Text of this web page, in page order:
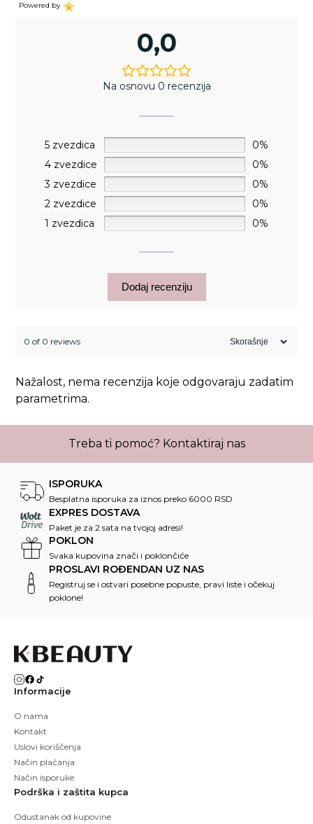
Powered by
0,0
Na osnovu 0 recenzija
5 zvezdica
0%
4 zvezdice
0%
3 zvezdice
0%
2 zvezdice
0%
1 zvezdica
0%
Dodaj recenziju
0 of 0 reviews
Nažalost, nema recenzija koje odgovaraju zadatim
parametrima.
Treba ti pomoć? Kontaktiraj nas
ISPORUKA
Besplatna isporuka za iznos preko 6000 RSD
EXPRES DOSTAVA
Paket je za 2 sata na tvojoj adresi!
POKLON
Svaka kupovina znači i poklončiće
PROSLAVI ROĐENDAN UZ NAS
Registruj se i ostvari posebne popuste, pravi liste i očekuj
poklone!
Informacije
O nama
Kontakt
Uslovi koriščenja
Način plaćanja
Način isporuke
Podrška i zaštita kupca
Odustanak od kupovine